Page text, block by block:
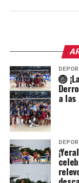
🏐
a